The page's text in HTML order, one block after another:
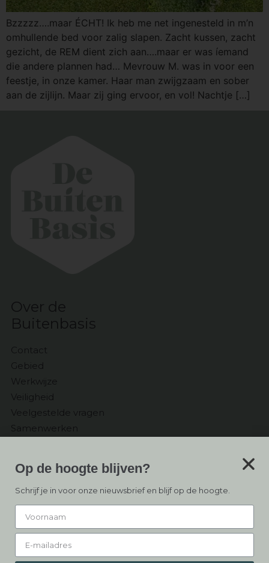
Bzzzzz….maar ÉCHT! Ik heb me net ingenesteld in m’n
omhullende bed voor zalig slapen. Zacht kussen, zacht
gezicht, de REM dient zich aan….maar er was íemand
die andere plannen had… Mevrouw M. was in voor een
feestje, in onze kamer. Haar man zwijgzaam en sober
aan de zijlijn. Maar zij ging ervoor, en vol! Nachtje […]
Over de
Buitenbasis
Contact
Gebied
Werkwijze
Veiligheid
Veelgestelde vragen
Samenwerken
Ontvang
de Nieuwsbrief
Op de hoogte blijven?
Schrijf je in voor onze nieuwsbrief en blijf op de hoogte.